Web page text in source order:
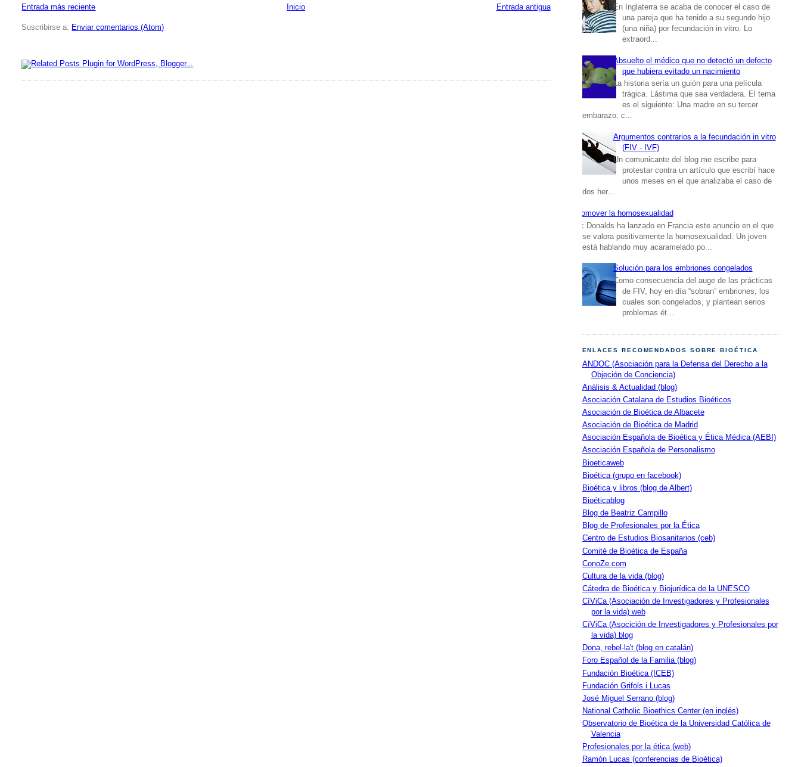
Entrada más reciente
Entrada antigua
Inicio
Suscribirse a: Enviar comentarios (Atom)
En Inglaterra se acaba de conocer el caso de
una pareja que ha tenido a su segundo hijo
(una niña) por fecundación in vitro. Lo
extraord...
Absuelto el médico que no detectó un defecto
que hubiera evitado un nacimiento
La historia sería un guión para una película
trágica. Lástima que sea verdadera. El tema
es el siguiente: Una madre en su tercer
embarazo, c...
Argumentos contrarios a la fecundación in vitro
(FIV - IVF)
Un comunicante del blog me escribe para
protestar contra un artículo que escribí hace
unos meses en el que analizaba el caso de
dos her...
Promover la homosexualidad
Mc Donalds ha lanzado en Francia este anuncio en el que
se valora positivamente la homosexualidad. Un joven
está hablando muy acaramelado po...
Solución para los embriones congelados
Como consecuencia del auge de las prácticas
de FIV, hoy en día “sobran” embriones, los
cuales son congelados, y plantean serios
problemas ét...
ENLACES RECOMENDADOS SOBRE BIOÉTICA
ANDOC (Asociación para la Defensa del Derecho a la
Objeción de Conciencia)
Análisis & Actualidad (blog)
Asociación Catalana de Estudios Bioéticos
Asociación de Bioética de Albacete
Asociación de Bioética de Madrid
Asociación Española de Bioética y Ética Médica (AEBI)
Asociación Española de Personalismo
Bioeticaweb
Bioética (grupo en facebook)
Bioética y libros (blog de Albert)
Bioéticablog
Blog de Beatriz Campillo
Blog de Profesionales por la Ética
Centro de Estudios Biosanitarios (ceb)
Comité de Bioética de España
ConoZe.com
Cultura de la vida (blog)
Cátedra de Bioética y Biojurídica de la UNESCO
CíViCa (Asociación de Investigadores y Profesionales
por la vida) web
CíViCa (Asocición de Investigadores y Profesionales por
la vida) blog
Dona, rebel-la't (blog en catalán)
Foro Español de la Familia (blog)
Fundación Bioética (ICEB)
Fundación Grifols i Lucas
José Miguel Serrano (blog)
National Catholic Bioethics Center (en inglés)
Observatorio de Bioética de la Universidad Católica de
Valencia
Profesionales por la ética (web)
Ramón Lucas (conferencias de Bioética)